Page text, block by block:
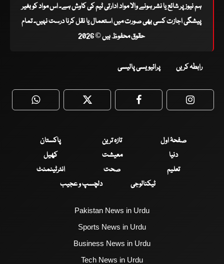
ہم نیوز پر شائع یا نشر ہونے والا مواد ادارتی ٹیم کی کاوش ہے۔ اس مواد کو بغیر
پیشگی اجازت کسی بھی صورت میں استعمال یا نقل کرنا درست نہیں۔ تمام
حقوق محفوظ ہیں © 2026
رابطہ کریں پرائیویسی پالیسی
WhatsApp Twitter Facebook
صفحۂ اول تازہ ترین
پاکستان
دنیا
معیشت
کھیل
تعلیم
صحت
انٹرٹینمنٹ
ٹیکنالوجی
دلچسپ و عجیب
Pakistan News in Urdu
Sports News in Urdu
Business News in Urdu
Tech News in Urdu